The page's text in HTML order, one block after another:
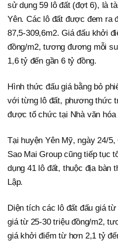
sử dụng 59 lô đất (đợt 6), là
Yên. Các lô đất được đem ra
87,5-309,6m2. Giá đấu khởi
đồng/m2, tương đương mỗi
1,6 tỷ đến gần 6 tỷ đồng.
Hình thức đấu giá bằng bỏ
với từng lô đất, phương thức
được tổ chức tại Nhà văn hóa
Tại huyện Yên Mỹ, ngày 24/
Sao Mai Group cũng tiếp tục
dụng 41 lô đất, thuộc địa bàn
Lập.
Diện tích các lô đất đấu giá
giá từ 25-30 triệu đồng/m2,
giá khởi điểm từ hơn 2,1 tỷ